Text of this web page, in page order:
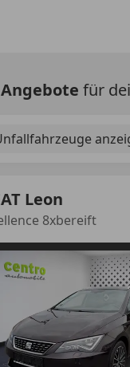
Angebote für
Leon
8xbereift